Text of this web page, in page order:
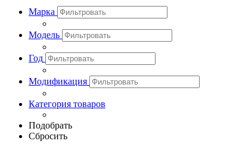
Марка
Модель
Год
Модификация
Категория товаров
Подобрать
Сбросить